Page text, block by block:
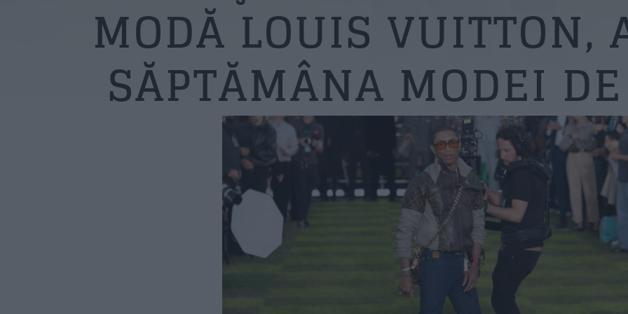
MODĂ LOUIS VUITTON,
SĂPTĂMÂNA MODEI